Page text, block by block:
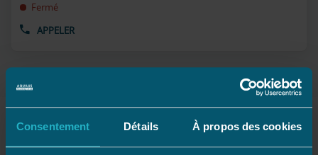
Consentement Détails À propos des cookies
obtenir
de
informations
Fermé
APPELER
AFFICHER
DE
DU
VENTE
PISCINES
Les magasins Aquilus proche de Pont-
Salomon